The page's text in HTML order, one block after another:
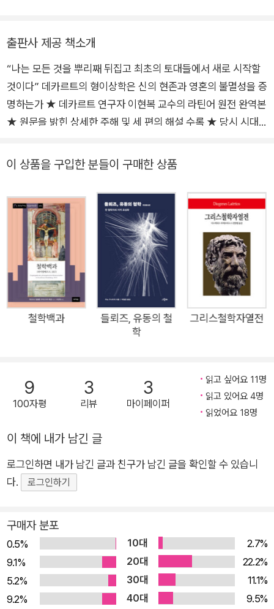
ditationes de prima philosophia)》, 《철학의 원리(Principia p
hilosophiae)》 등을 차례로 내놓았다. 1643년 데카르트를 사숙
(私淑)했던 엘리자베스 왕녀와 서신을 주고받기 시작했으며, 2
년 후 그녀의 요청으로 《정념론》 을 집필하기 시작해 1649년 책
이 출간되기에 이른다. 평소 몸이 약해 아침 늦게까지 잠을 자는
걸려 사망한 것으로 추정된다. 끊임없는 의심으로 도달할 수 있는
신에게서 인간으로 옮겨놓음으로써 근대의 철학적 주체를 확립
했다는 점에서 철학사에 큰 획을 그은 위대한 사상가로 평가된다.
출판사 제공 책소개
“나는 모든 것을 뿌리째 뒤집고 최초의 토대들에서 새로 시작할
것이다” 데카르트의 형이상학은 신의 현존과 영혼의 불멸성을 증
명하는가 ★ 데카르트 연구자 이현복 교수의 라틴어 원전 완역본
★ 원문을 밝힌 상세한 주해 및 세 편의 해설 수록 ★ 당시 시대
하기 위한 필독 고전 《제일철학에 관한 성찰》 25년 만에 개정증
해온 문예출판사가 새롭게 ‘문예인문클래식’ 시리즈를 펴낸다. 철
학·사상, 인문·사회과학 분야의 고전들 가운데 오늘날에도 끊임없
이 재해석되며 그 가치를 인정받는 고전들을 엄선했다. 《제일철
학에 관한 성찰》은 1997년 국내 최초 라틴어 원전 완역본으로 출
간되었던 《성찰》의 개정증보판으로 원제목을 그대로 살렸다. 데
카르트의 형이상학적 사유가 온전히 담긴 《제일철학에 관한 성
찰》, 데카르트적 의심이 더욱 분명히 개진된 《자연의 빛에 의한
진리 탐구》, 이 저서들을 이해하는 데 도움이 되는 《프로그램에
대한 주석》이 함께 묶여 있는데, 개정증보판에는 〈기하학적 배열
수는 초판에서 의역으로 가독성을 높였다면, 이번 개정증보판에
서는 원전에 보다 충실한 번역이 되도록 전문을 거의 새로 옮겼
간된 국내외 데카르트 번역서와 연구서 들을 비교 참고했고, 해설
에서는 이현복 교수의 논문 총 세 편을 실어 데카르트의 텍스트를
입체적이고 깊이 있게 이해할 수 있도록 했다. 본문에는 데카르트
활동 당시의 시대상을 엿볼 수 있는 다양한 삽화들을 수록했다.
근대철학의 문을 열다 《제일철학에 관한 성찰》은 데카르트가 자
문자답의 에세이 형식으로 써내려간 책으로 데카르트의 형이상
학적 사유가 가장 온전히 담겨 있다고 평가받는다. 4년 앞서 출간
한 《방법서설》에서 조금이라도 의심의 여지가 있는 것은 모두 거
짓으로 간주하는 ‘방법적 회의’라는 진리 탐구의 방법을 얻은 데
이 상품을 구입한 분들이 구매한 상품
철학백과
들뢰즈, 유동의 철
학
그리스철학자열전
9
100자평
3
리뷰
3
마이페이퍼
읽고 싶어요 11명
읽고 있어요 4명
읽었어요 18명
이 책에 내가 남긴 글
로그인하면 내가 남긴 글과 친구가 남긴 글을 확인할 수 있습니
다.
로그인하기
구매자 분포
0.5% 10대
2.7%
9.1%
20대
22.2%
5.2%
30대
11.1%
9.2%
40대
9.5%